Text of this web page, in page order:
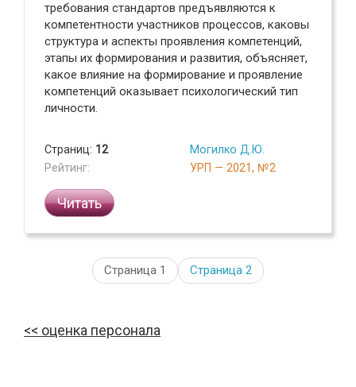
требования стандартов предъявляются к
компетентности участников процессов, каковы
структура и аспекты проявления компетенций,
этапы их формирования и развития, объясняет,
какое влияние на формирование и проявление
компетенций оказывает психологический тип
личности.
Страниц: 12
Рейтинг:
Могилко Д.Ю.
УРП — 2021, №2
Читать
Страница 1 Страница 2
оценка персонала